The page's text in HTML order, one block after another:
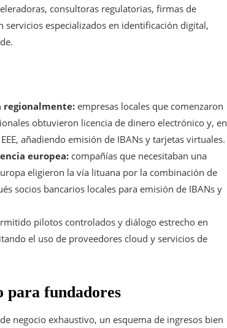
consultoras regulatorias, firmas de
especializados en identificación digital,
regionalmente: empresas locales que comenzaron
obtuvieron licencia de dinero electrónico y, en
añadiendo emisión de IBANs y tarjetas virtuales.
europea: compañías que necesitaban una
eligieron la vía lituana por la combinación de
socios bancarios locales para emisión de IBANs y
pilotos controlados y diálogo estrecho en
el uso de proveedores cloud y servicios de
para fundadores
negocio exhaustivo, un esquema de ingresos bien